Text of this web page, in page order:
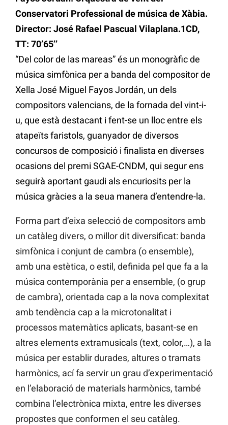
Conservatori Professional de música de Xàbia.
Director: José Rafael Pascual Vilaplana.1CD,
TT: 70’65’’
“Del color de las mareas” és un monogràfic de
música simfònica per a banda del compositor de
Xella José Miguel Fayos Jordán, un dels
compositors valencians, de la fornada del vint-i-
u, que està destacant i fent-se un lloc entre els
atapeïts faristols, guanyador de diversos
concursos de composició i finalista en diverses
ocasions del premi SGAE-CNDM, qui segur ens
seguirà aportant gaudi als encuriosits per la
música gràcies a la seua manera d’entendre-la.
Forma part d’eixa selecció de compositors amb
un catàleg divers, o millor dit diversificat: banda
simfònica i conjunt de cambra (o ensemble),
amb una estètica, o estil, definida pel que fa a la
música contemporània per a ensemble, (o grup
de cambra), orientada cap a la nova complexitat
amb tendència cap a la microtonalitat i
processos matemàtics aplicats, basant-se en
altres elements extramusicals (text, color,…), a la
música per establir durades, altures o tramats
harmònics, ací fa servir un grau d’experimentació
en l’elaboració de materials harmònics, també
combina l’electrònica mixta, entre les diverses
propostes que conformen el seu catàleg.